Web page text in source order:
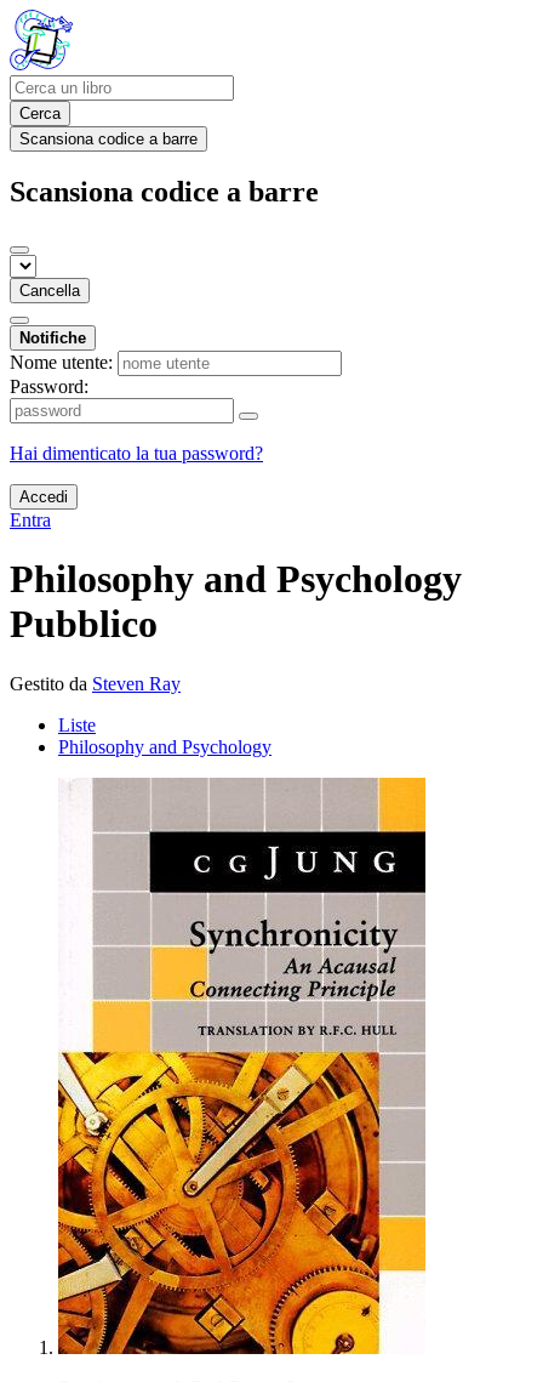
Cerca
Scansiona codice a barre
Scansiona codice a barre
Cancella
Notifiche
Nome utente:
Password:
Hai dimenticato la tua password?
Accedi
Entra
Philosophy and Psychology
Pubblico
Gestito da Steven Ray
Liste
Philosophy and Psychology